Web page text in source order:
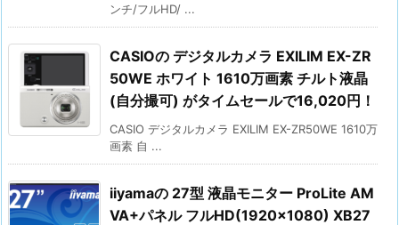
ンチ/フルHD/ ...
CASIOの デジタルカメラ EXILIM EX-ZR
50WE ホワイト 1610万画素 チルト液晶
(自分撮可) がタイムセールで16,020円！
CASIO デジタルカメラ EXILIM EX-ZR50WE 1610万
画素 自 ...
iiyamaの 27型 液晶モニター ProLite AM
VA+パネル フルHD(1920×1080) XB27